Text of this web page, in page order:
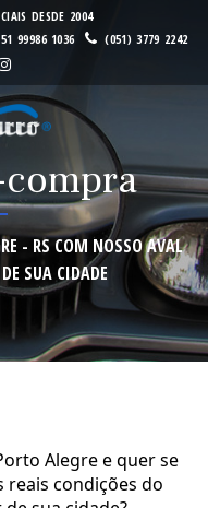
DESDE 2004
99986 1036 (051) 3779 2242
- RS COM NOSSO AVAL
SUA CIDADE
Alegre e quer se
condições do